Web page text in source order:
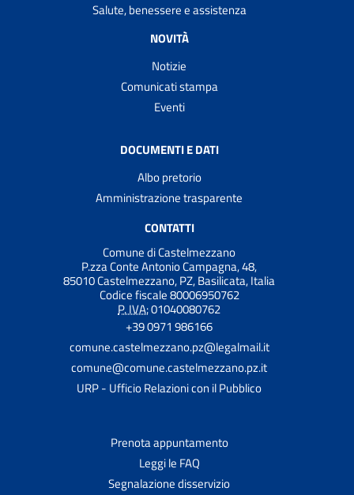
Salute, benessere e assistenza
NOVITÀ
Notizie
Comunicati stampa
Eventi
DOCUMENTI E DATI
Albo pretorio
Amministrazione trasparente
CONTATTI
Comune di Castelmezzano
P.zza Conte Antonio Campagna, 48,
85010 Castelmezzano, PZ, Basilicata, Italia
Codice fiscale 80006950762
P. IVA:01040080762
+39 0971 986166
comune.castelmezzano.pz@legalmail.it
comune@comune.castelmezzano.pz.it
URP - Ufficio Relazioni con il Pubblico
Prenota appuntamento
Leggi le FAQ
Segnalazione disservizio